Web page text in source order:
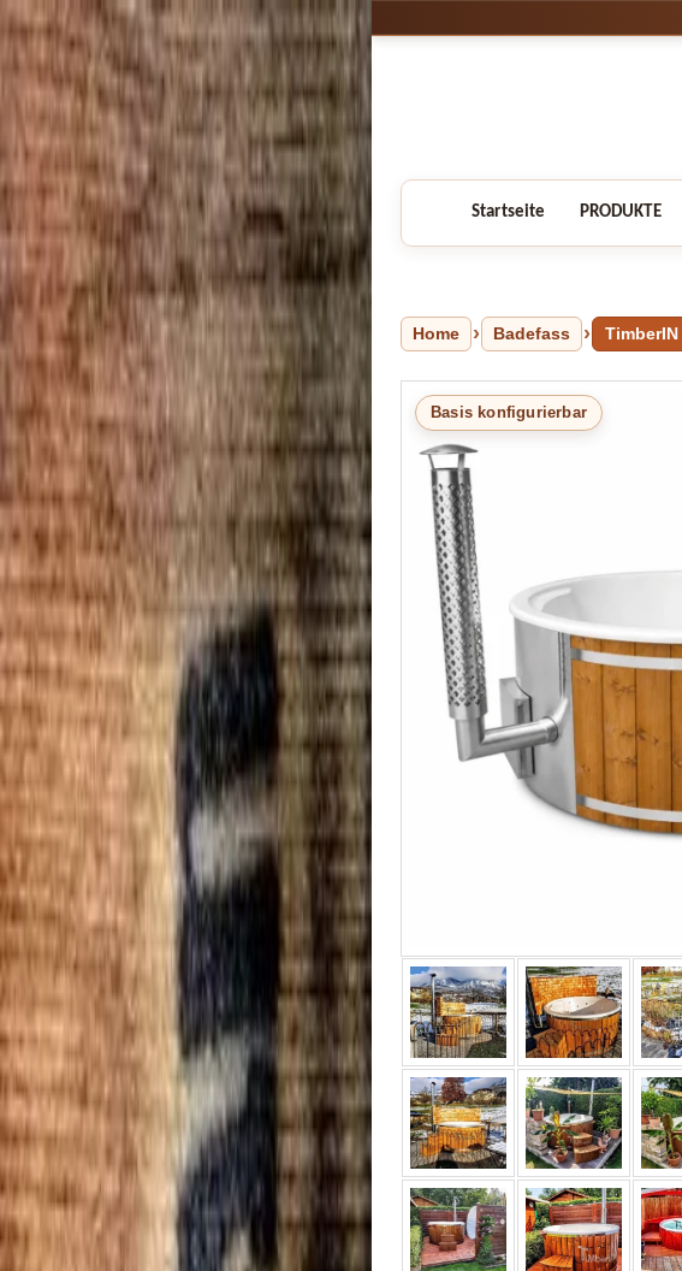
Startseite PRODUKTE
Home Badefass
Basis konfigurierbar